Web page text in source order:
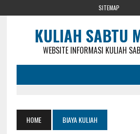
SITEMAP
KULIAH SABTU
WEBSITE INFORMASI KULIAH
HOME BIAYA KULIAH